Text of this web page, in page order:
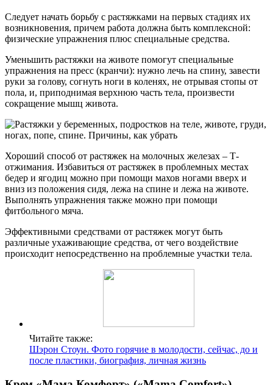
Следует начать борьбу с растяжками на первых стадиях их
возникновения, причем работа должна быть комплексной:
физические упражнения плюс специальные средства.
Уменьшить растяжки на животе помогут специальные
упражнения на пресс (кранчи): нужно лечь на спину, завести
руки за голову, согнуть ноги в коленях, не отрывая стопы от
пола, и, приподнимая верхнюю часть тела, произвести
сокращение мышц живота.
Хороший способ от растяжек на молочных железах – Т-
отжимания. Избавиться от растяжек в проблемных местах
бедер и ягодиц можно при помощи махов ногами вверх и
вниз из положения сидя, лежа на спине и лежа на животе.
Выполнять упражнения также можно при помощи
фитбольного мяча.
Эффективными средствами от растяжек могут быть
различные ухаживающие средства, от чего воздействие
происходит непосредственно на проблемные участки тела.
Читайте также:
Шэрон Стоун. Фото горячие в молодости, сейчас, до и
после пластики, биография, личная жизнь